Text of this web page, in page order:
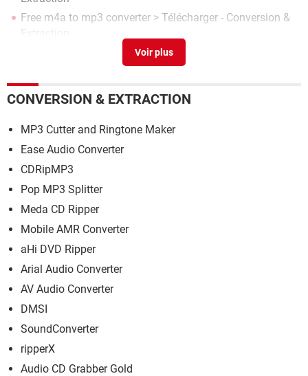
Free m4a to mp3 converter > Télécharger - Conversion &
Extraction
[résolu] >Forum Freebox
Mp3 converter> Guide
CONVERSION & EXTRACTION
MP3 Cutter and Ringtone Maker
Ease Audio Converter
CDRipMP3
Pop MP3 Splitter
Meda CD Ripper
Mobile AMR Converter
aHi DVD Ripper
Arial Audio Converter
AV Audio Converter
DMSI
SoundConverter
ripperX
Audio CD Grabber Gold